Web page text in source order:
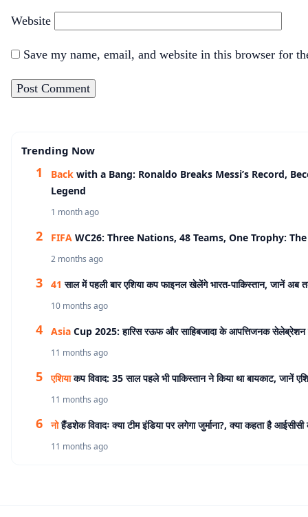
Website
Save my name, email, and website in this browser for
Trending Now
Back with a Bang: Ronaldo Breaks Messi’s Record,
Legend
1 month ago
FIFA WC26: Three Nations, 48 Teams, One Trophy:
2 months ago
41 साल में पहली बार एशिया कप फाइनल खेलेंगे भारत-पाकिस्तान, जानें अब
10 months ago
Asia Cup 2025: हारिस रऊफ और साहिबजादा के आपत्तिजनक सेलेब्रेशन
11 months ago
एशियाकप विवाद: 35 साल पहले भी पाकिस्तान ने किया था बायकाट, जानें
11 months ago
नोहैंडशेक विवादः क्या टीम इंडिया पर लगेगा जुर्माना?, क्या कहता है आईसीसी
11 months ago